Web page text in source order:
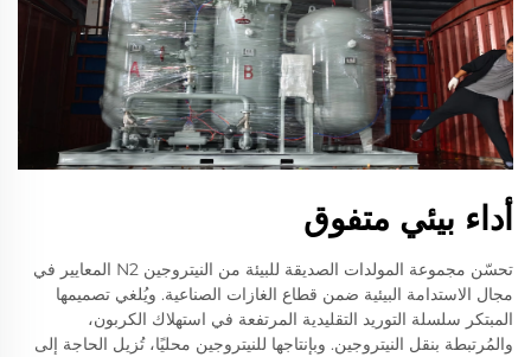
أداء بيئي متفوق
تحسّن مجموعة المولدات الصديقة للبيئة من النيتروجين N2 المعايير في
مجال الاستدامة البيئية ضمن قطاع الغازات الصناعية. ويُلغي تصميمها
المبتكر سلسلة التوريد التقليدية المرتفعة في استهلاك الكربون،
والمُرتبطة بنقل النيتروجين. وبإنتاجها للنيتروجين محليًا، تُزيل الحاجة إلى